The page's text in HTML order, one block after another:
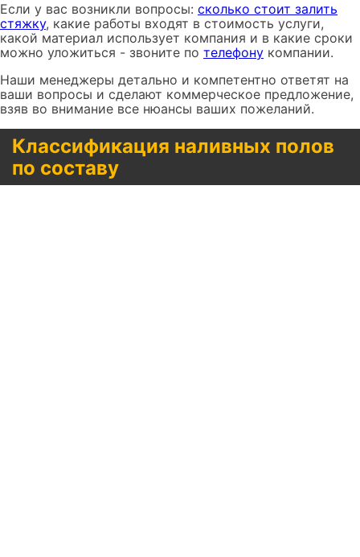
Если у вас возникли вопросы: сколько стоит залить
стяжку, какие работы входят в стоимость услуги,
какой материал использует компания и в какие сроки
можно уложиться - звоните по телефону компании.
Наши менеджеры детально и компетентно ответят на
ваши вопросы и сделают коммерческое предложение,
взяв во внимание все нюансы ваших пожеланий.
Классификация наливных полов
по составу